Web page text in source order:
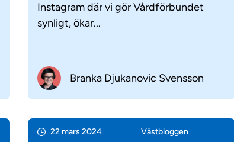
Instagram där vi gör Vårdförbundet
synligt, ökar...
Branka Djukanovic Svensson
22 mars 2024 Väst­bloggen